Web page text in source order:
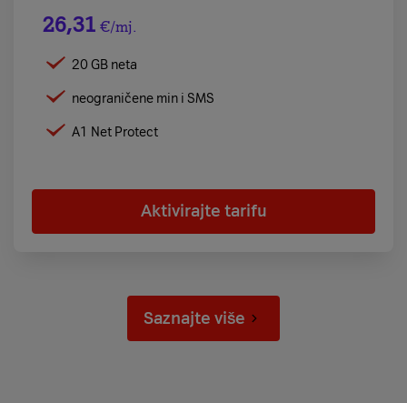
26,31 €/mj.
20 GB neta
neograničene min i SMS
A1 Net Protect
Aktivirajte tarifu
Saznajte više